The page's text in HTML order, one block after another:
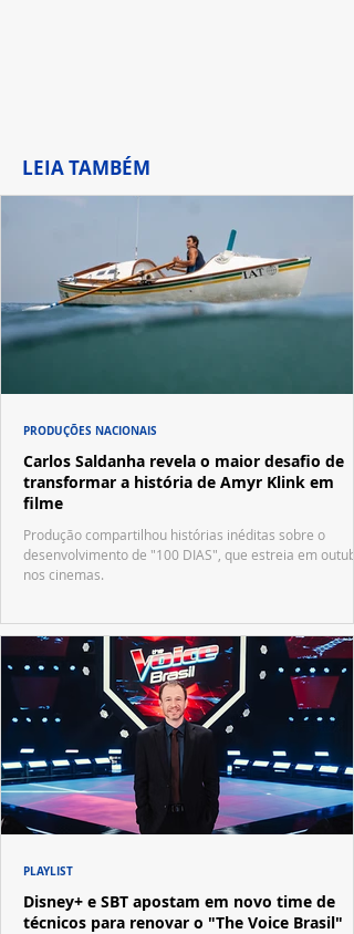
LEIA TAMBÉM
Carlos Saldanha revela o maior desafio de
transformar a história de Amyr Klink em
filme
Produção compartilhou histórias inéditas sobre o
desenvolvimento de "100 DIAS", que estreia em
nos cinemas.
PRODUÇÕES NACIONAIS
Disney+ e SBT apostam em novo time de
técnicos para renovar o "The Voice Brasil"
PLAYLIST